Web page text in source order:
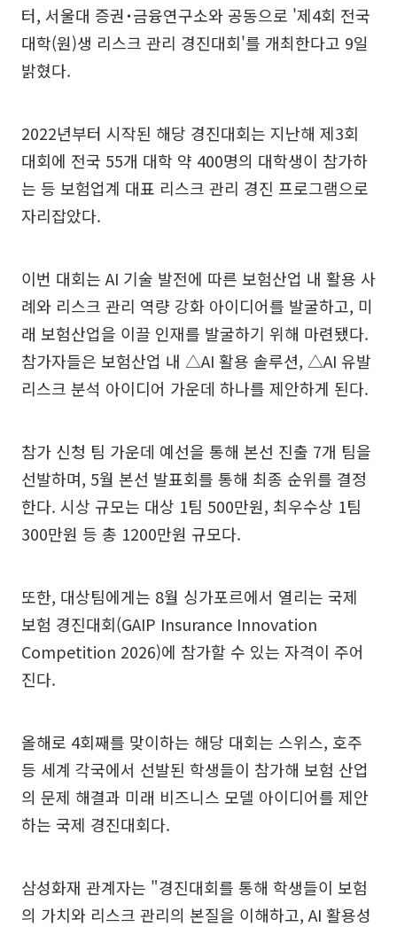
터, 서울대 증권˙금융연구소와 공동으로 '제4회 전국
대학(원)생 리스크 관리 경진대회'를 개최한다고 9일
밝혔다.
2022년부터 시작된 해당 경진대회는 지난해 제3회
대회에 전국 55개 대학 약 400명의 대학생이 참가하
는 등 보험업계 대표 리스크 관리 경진 프로그램으로
자리잡았다.
이번 대회는 AI 기술 발전에 따른 보험산업 내 활용 사
례와 리스크 관리 역량 강화 아이디어를 발굴하고, 미
래 보험산업을 이끌 인재를 발굴하기 위해 마련됐다.
참가자들은 보험산업 내 △AI 활용 솔루션, △AI 유발
리스크 분석 아이디어 가운데 하나를 제안하게 된다.
참가 신청 팀 가운데 예선을 통해 본선 진출 7개 팀을
선발하며, 5월 본선 발표회를 통해 최종 순위를 결정
한다. 시상 규모는 대상 1팀 500만원, 최우수상 1팀
300만원 등 총 1200만원 규모다.
또한, 대상팀에게는 8월 싱가포르에서 열리는 국제
보험 경진대회(GAIP Insurance Innovation
Competition 2026)에 참가할 수 있는 자격이 주어
진다.
올해로 4회째를 맞이하는 해당 대회는 스위스, 호주
등 세계 각국에서 선발된 학생들이 참가해 보험 산업
의 문제 해결과 미래 비즈니스 모델 아이디어를 제안
하는 국제 경진대회다.
삼성화재 관계자는 "경진대회를 통해 학생들이 보험
의 가치와 리스크 관리의 본질을 이해하고, AI 활용성